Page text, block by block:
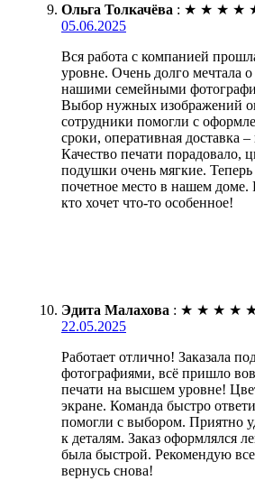
Ольга Толкачёва : ★ ★ ★ ★
05.06.2025
Вся работа с компанией
уровне. Очень долго мечтала
нашими семейными
Выбор нужных изображений
сотрудники помогли с
сроки, оперативная доставка
Качество печати порадовало,
подушки очень мягкие.
почетное место в нашем доме.
кто хочет что-то особенное!
Эдита Малахова : ★ ★ ★ ★
22.05.2025
Работает отлично! Заказала
фотографиями, всё пришло
печати на высшем уровне!
экране. Команда быстро
помогли с выбором. Приятно
к деталям. Заказ оформлялся
была быстрой. Рекомендую
вернусь снова!